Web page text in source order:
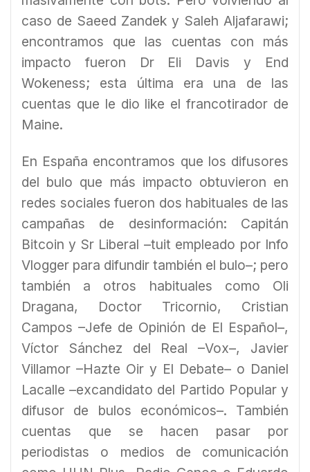
caso de Saeed Zandek y Saleh Aljafarawi;
encontramos que las cuentas con más
impacto fueron Dr Eli Davis y End
Wokeness; esta última era una de las
cuentas que le dio like el francotirador de
Maine.
En España encontramos que los difusores
del bulo que más impacto obtuvieron en
redes sociales fueron dos habituales de las
campañas de desinformación: Capitán
Bitcoin y Sr Liberal –tuit empleado por Info
Vlogger para difundir también el bulo–; pero
también a otros habituales como Oli
Dragana, Doctor Tricornio, Cristian
Campos –Jefe de Opinión de El Español–,
Víctor Sánchez del Real –Vox–, Javier
Villamor –Hazte Oir y El Debate– o Daniel
Lacalle –excandidato del Partido Popular y
difusor de bulos económicos–. También
cuentas que se hacen pasar por
periodistas o medios de comunicación